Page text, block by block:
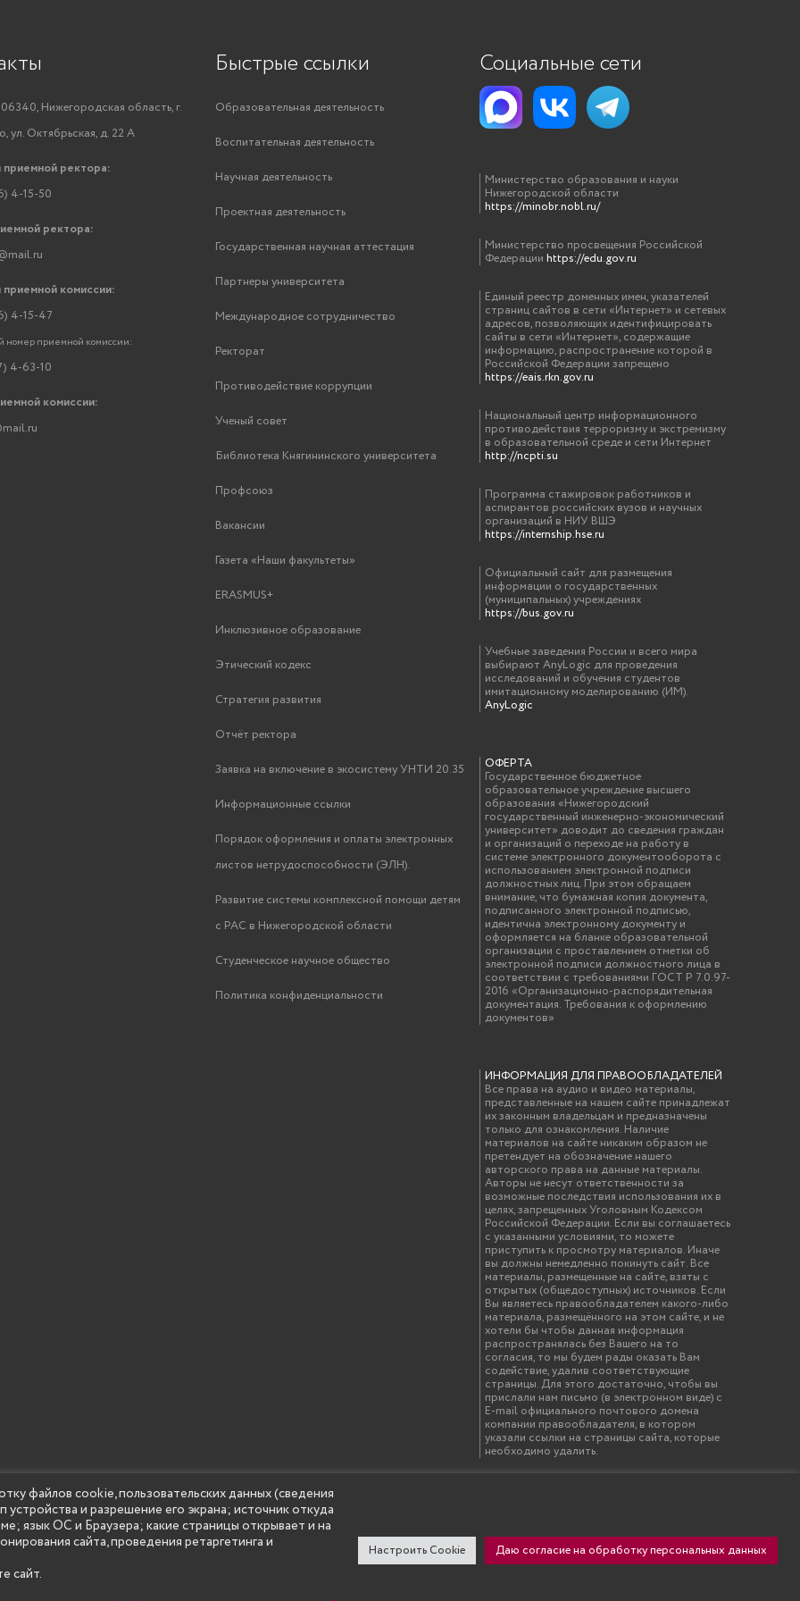
Нижегородская область, г.
ул. Октябрьская, д. 22 А
ректора:
4-15-50
ректора:
комиссии:
4-15-47
номер приемной комиссии:
4-63-10
комиссии:
Быстрые ссылки
Образовательная деятельность
Воспитательная деятельность
Научная деятельность
Проектная деятельность
Государственная научная аттестация
Партнеры университета
Международное сотрудничество
Ректорат
Противодействие коррупции
Ученый совет
Библиотека Княгининского университета
Профсоюз
Вакансии
Газета «Наши факультеты»
ERASMUS+
Инклюзивное образование
Этический кодекс
Стратегия развития
Отчёт ректора
Заявка на включение в экосистему УНТИ 20.35
Информационные ссылки
Порядок оформления и оплаты электронных
листов нетрудоспособности (ЭЛН).
Развитие системы комплексной помощи детям
с РАС в Нижегородской области
Студенческое научное общество
Политика конфиденциальности
Социальные сети
Министерство образования и науки
Нижегородской области
https://minobr.nobl.ru/
Министерство просвещения Российской
Федерации https://edu.gov.ru
Единый реестр доменных имен, указателей
страниц сайтов в сети «Интернет» и сетевых
адресов, позволяющих идентифицировать
сайты в сети «Интернет», содержащие
информацию, распространение которой в
Российской Федерации запрещено
https://eais.rkn.gov.ru
Национальный центр информационного
противодействия терроризму и экстремизму
в образовательной среде и сети Интернет
http://ncpti.su
Программа стажировок работников и
аспирантов российских вузов и научных
организаций в НИУ ВШЭ
https://internship.hse.ru
Официальный сайт для размещения
информации о государственных
(муниципальных) учреждениях
https://bus.gov.ru
Учебные заведения России и всего мира
выбирают AnyLogic для проведения
исследований и обучения студентов
имитационному моделированию (ИМ).
AnyLogic
ОФЕРТА
Государственное бюджетное
образовательное учреждение высшего
образования «Нижегородский
государственный инженерно-экономический
университет» доводит до сведения граждан
и организаций о переходе на работу в
системе электронного документооборота с
использованием электронной подписи
должностных лиц. При этом обращаем
внимание, что бумажная копия документа,
подписанного электронной подписью,
идентична электронному документу и
оформляется на бланке образовательной
организации с проставлением отметки об
электронной подписи должностного лица в
соответствии с требованиями ГОСТ Р 7.0.97-
2016 «Организационно-распорядительная
документация. Требования к оформлению
документов»
ИНФОРМАЦИЯ ДЛЯ ПРАВООБЛАДАТЕЛЕЙ
Все права на аудио и видео материалы,
представленные на нашем сайте принадлежат
их законным владельцам и предназначены
только для ознакомления. Наличие
материалов на сайте никаким образом не
претендует на обозначение нашего
авторского права на данные материалы.
Авторы не несут ответственности за
возможные последствия использования их в
целях, запрещенных Уголовным Кодексом
Российской Федерации. Если вы соглашаетесь
с указанными условиями, то можете
приступить к просмотру материалов. Иначе
вы должны немедленно покинуть сайт. Все
материалы, размещенные на сайте, взяты с
открытых (общедоступных) источников. Если
Вы являетесь правообладателем какого-либо
материала, размещённого на этом сайте, и не
хотели бы чтобы данная информация
распространялась без Вашего на то
согласия, то мы будем рады оказать Вам
содействие, удалив соответствующие
страницы. Для этого достаточно, чтобы вы
прислали нам письмо (в электронном виде) с
E-mail официального почтового домена
компании правообладателя, в котором
указали ссылки на страницы сайта, которые
необходимо удалить.
высшего образования "Нижегородский государственный инженерно-экономический университет"
(Княгининский университет) 2002 - 2026
файлов cookie, пользовательских данных (сведения
и разрешение его экрана; источник откуда
язык ОС и Браузера; какие страницы открывает и на
сайта, проведения ретаргетинга и
сайт.
Настроить Cookie Даю согласие на обработку персональных данных